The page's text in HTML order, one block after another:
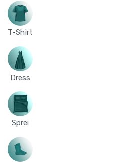
T-Shirt
Dress
Sprei